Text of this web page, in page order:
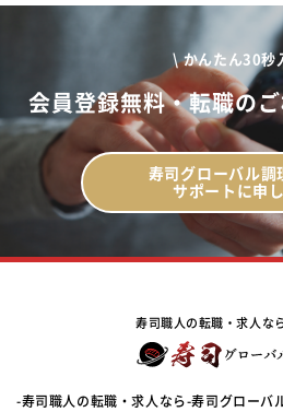
\ かんたん30秒
会員登録無料・転職の
寿司グローバル調
サポートに申
寿司職人の転職・求人な
-寿司職人の転職・求人なら-寿司グローバ